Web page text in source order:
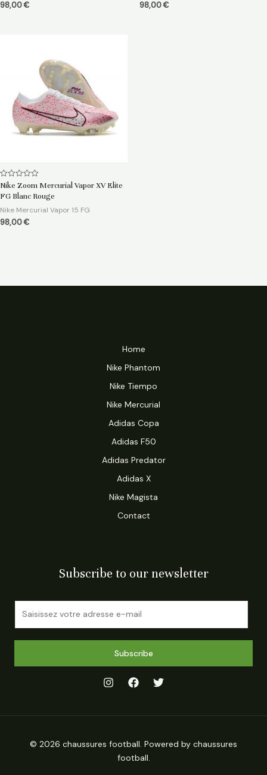
98,00€
98,00€
Note
sur
Nike Zoom Mercurial Vapor XV Elite
FG Blanc Rouge
Nike Mercurial Vapor 15 FG
98,00€
Home
Nike Phantom
Nike Tiempo
Nike Mercurial
Adidas Copa
Adidas F50
Adidas Predator
Adidas X
Nike Magista
Contact
Subscribe to our newsletter
Subscribe
© 2026 chaussures football. Powered by chaussures
football.